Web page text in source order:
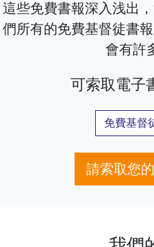
這些免費書報深入浅出
們所有的免費基督徒書
會有許
可索取電子
免費基督
請索取您